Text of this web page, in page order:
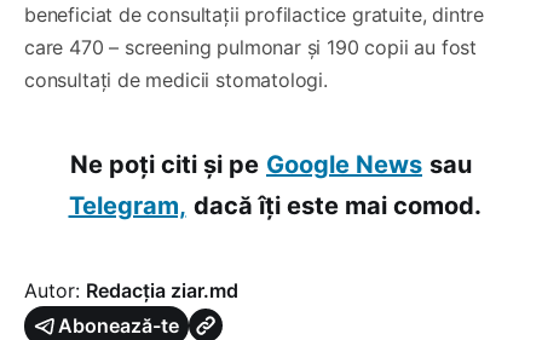
beneficiat de consultații profilactice gratuite, dintre
care 470 – screening pulmonar și 190 copii au fost
consultați de medicii stomatologi.
Ne poți citi și pe Google News sau
Telegram, dacă îți este mai comod.
Autor: Redacția ziar.md
Abonează-te